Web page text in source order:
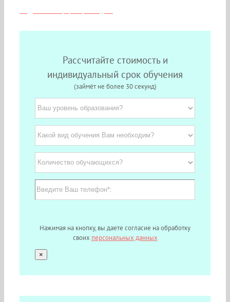
Рассчитайте стоимость и
индивидуальный срок обучения
(займёт не более 30 секунд)
Нажимая на кнопку, вы даете согласие на обработку
своих персональных данных
×